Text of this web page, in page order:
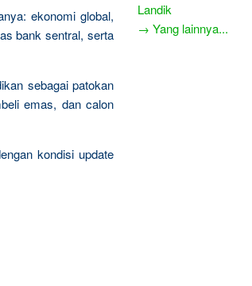
ekonomi global,
bank sentral, serta
sebagai patokan
emas, dan calon
kondisi update
Landik
→ Yang lainnya...